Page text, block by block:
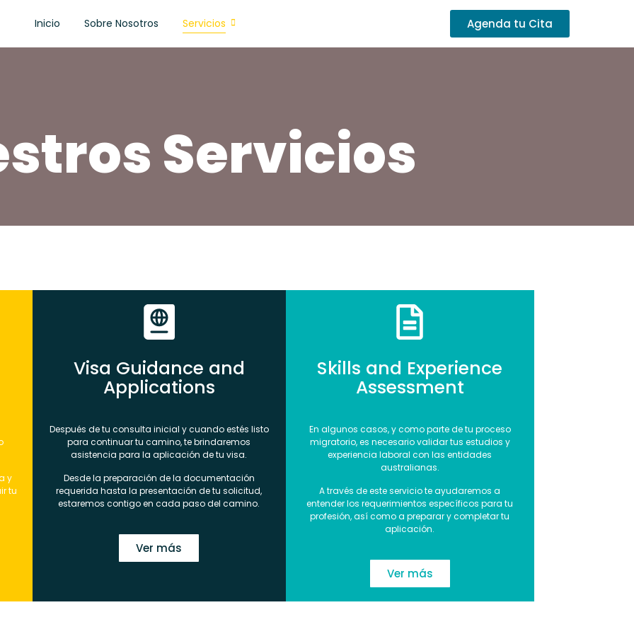
Inicio Sobre Nosotros Servicios Agenda tu Cita
Servicios
y
tu
Visa Guidance and
Applications
Después de tu consulta inicial y cuando estés listo
para continuar tu camino, te brindaremos
asistencia para la aplicación de tu visa.
Desde la preparación de la documentación
requerida hasta la presentación de tu solicitud,
estaremos contigo en cada paso del camino.
Ver más
Skills and Experience
Assessment
En algunos casos, y como parte de tu proceso
migratorio, es necesario validar tus estudios y
experiencia laboral con las entidades
australianas.
A través de este servicio te ayudaremos a
entender los requerimientos específicos para tu
profesión, así como a preparar y completar tu
aplicación.
Ver más